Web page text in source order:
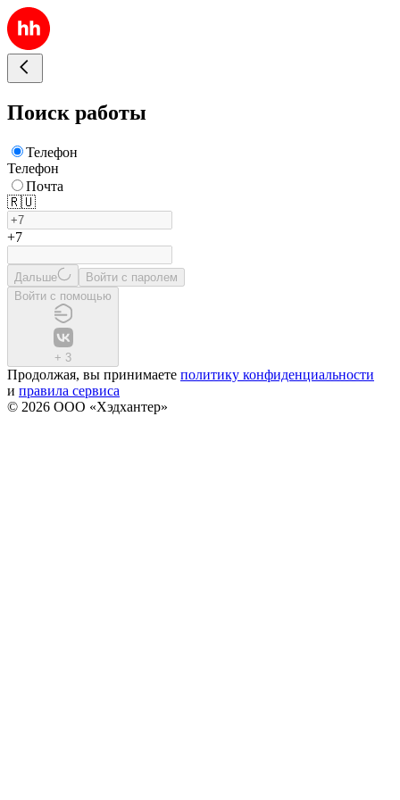
Поиск работы
Телефон
Телефон
Почта
🇷🇺
+7
Дальше
Войти с паролем
Войти с помощью
+ 3
Продолжая, вы принимаете политику конфиденциальности
и правила сервиса
© 2026 ООО «Хэдхантер»